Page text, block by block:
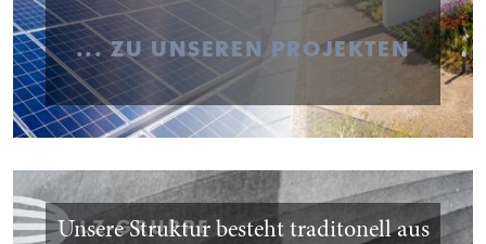
... ZU UNSEREN PROJEKTEN
Unsere Struktur besteht traditonell aus